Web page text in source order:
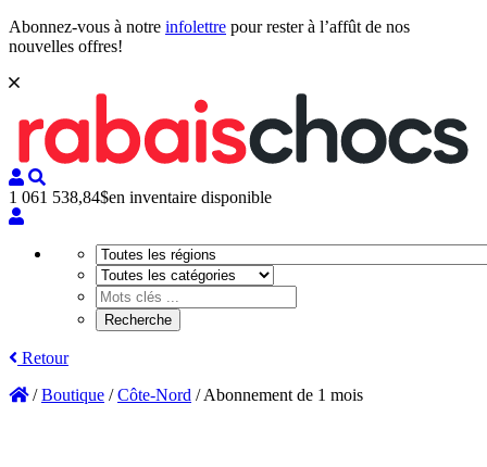
Abonnez-vous à notre infolettre pour rester à l’affût de nos
nouvelles offres!
1 061 538,84$en inventaire disponible
Retour
/Boutique /Côte-Nord /Abonnement de 1 mois